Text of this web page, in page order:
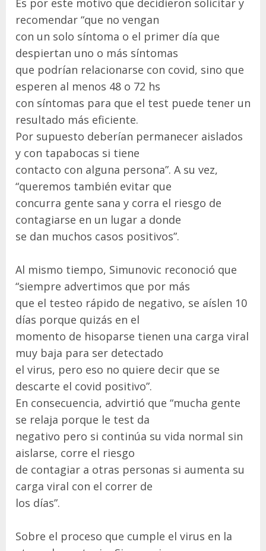
Es por este motivo que decidieron solicitar y
recomendar “que no vengan
con un solo síntoma o el primer día que
despiertan uno o más síntomas
que podrían relacionarse con covid, sino que
esperen al menos 48 o 72 hs
con síntomas para que el test puede tener un
resultado más eficiente.
Por supuesto deberían permanecer aislados
y con tapabocas si tiene
contacto con alguna persona”. A su vez,
“queremos también evitar que
concurra gente sana y corra el riesgo de
contagiarse en un lugar a donde
se dan muchos casos positivos”.
Al mismo tiempo, Simunovic reconoció que
“siempre advertimos que por más
que el testeo rápido de negativo, se aíslen 10
días porque quizás en el
momento de hisoparse tienen una carga viral
muy baja para ser detectado
el virus, pero eso no quiere decir que se
descarte el covid positivo”.
En consecuencia, advirtió que “mucha gente
se relaja porque le test da
negativo pero si continúa su vida normal sin
aislarse, corre el riesgo
de contagiar a otras personas si aumenta su
carga viral con el correr de
los días”.
Sobre el proceso que cumple el virus en la